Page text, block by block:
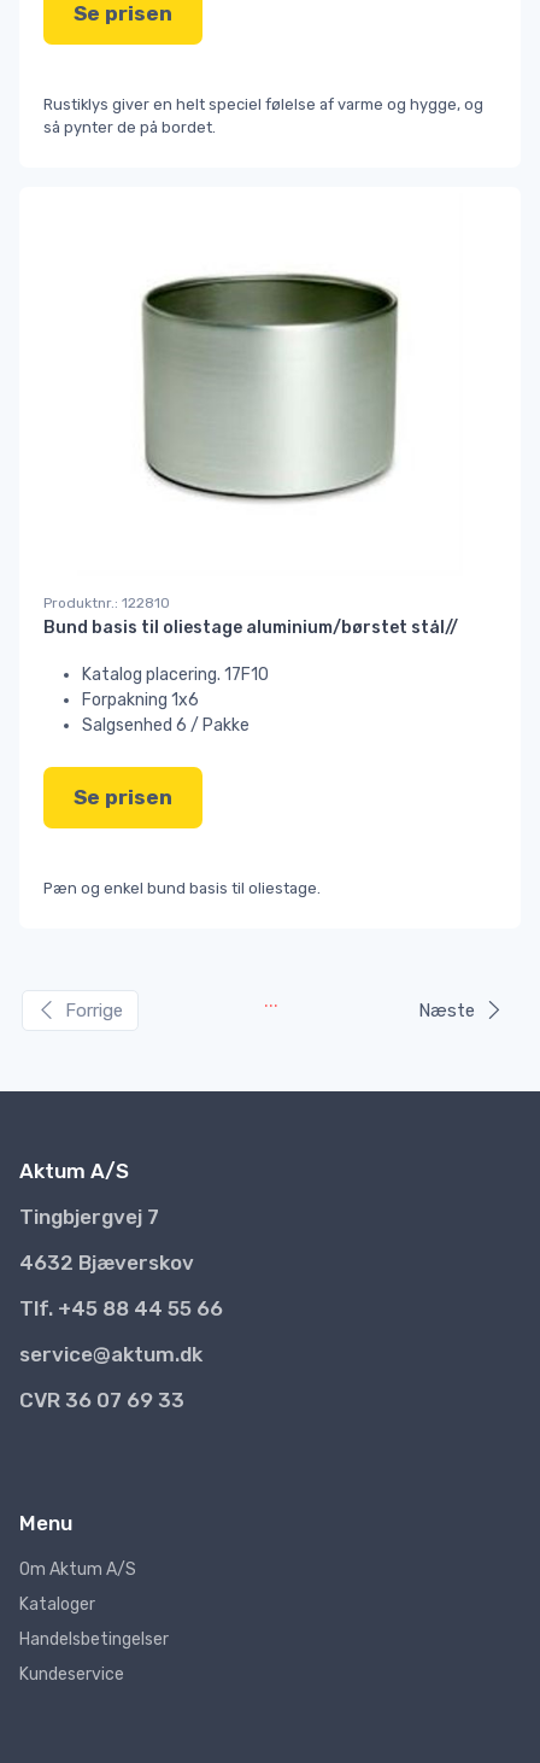
Se prisen
Rustiklys giver en helt speciel følelse af varme og hygge, og
så pynter de på bordet.
Produktnr.: 122810
Bund basis til oliestage aluminium/børstet stål//
Katalog placering. 17F10
Forpakning 1x6
Salgsenhed 6 / Pakke
Se prisen
Pæn og enkel bund basis til oliestage.
Forrige ... Næste
Aktum A/S
Tingbjergvej 7
4632 Bjæverskov
Tlf. +45 88 44 55 66
service@aktum.dk
CVR 36 07 69 33
Menu
Om Aktum A/S
Kataloger
Handelsbetingelser
Kundeservice